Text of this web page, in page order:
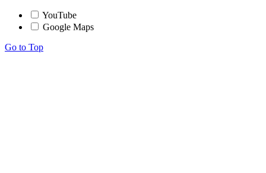
YouTube
Google Maps
Go to Top